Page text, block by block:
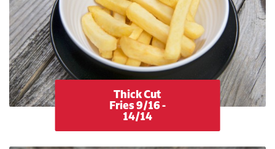
Thick Cut
Fries 9/16 -
14/14